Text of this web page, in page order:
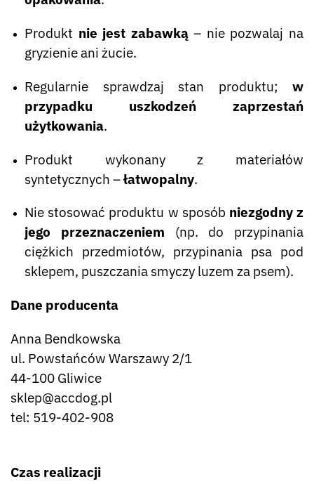
Produkt nie jest zabawką– nie pozwalaj na
gryzienie ani żucie.
Regularnie sprawdzaj stan produktu; w
przypadku uszkodzeń zaprzestań
użytkowania.
Produkt wykonany z materiałów
syntetycznych –łatwopalny.
Nie stosować produktu w sposób niezgodny z
jego przeznaczeniem (np. do przypinania
ciężkich przedmiotów, przypinania psa pod
sklepem, puszczania smyczy luzem za psem).
Dane producenta
Anna Bendkowska
ul. Powstańców Warszawy 2/1
44-100 Gliwice
sklep@accdog.pl
tel: 519-402-908
Czas realizacji